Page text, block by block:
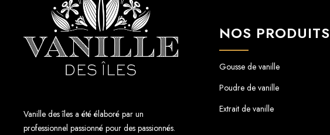
Vanille des îles a été élaboré par un
professionnel passionné pour des passionnés.
NOS PRODUITS
Gousse de vanille
Poudre de vanille
Extrait de vanille